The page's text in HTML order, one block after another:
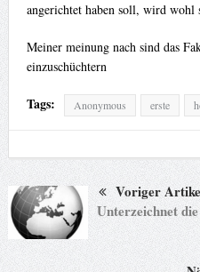
angerichtet haben soll, wird wohl
Meiner meinung nach sind das
einzuschüchtern
Tags: Anonymous erste
Voriger
Unterzeichnet